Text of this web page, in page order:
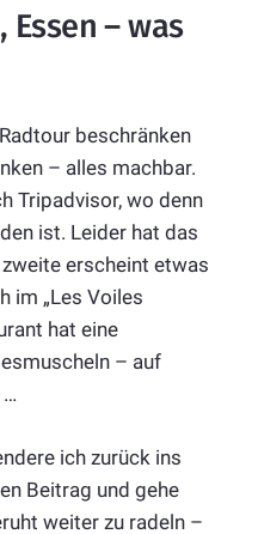
– was
beschränken
– alles machbar.
Tripadvisor, wo denn
ist. Leider hat das
erscheint etwas
im „Les Voiles
hat eine
– auf
…
ich zurück ins
Beitrag und gehe
weiter zu radeln –